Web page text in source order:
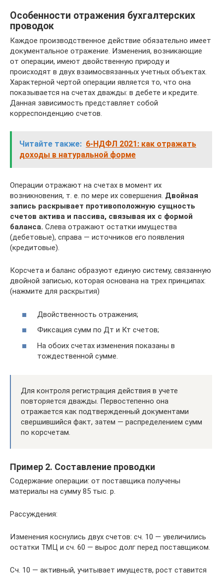
Особенности отражения бухгалтерских
проводок
Каждое производственное действие обязательно имеет
документальное отражение. Изменения, возникающие
от операции, имеют двойственную природу и
происходят в двух взаимосвязанных учетных объектах.
Характерной чертой операции является то, что она
показывается на счетах дважды: в дебете и кредите.
Данная зависимость представляет собой
корреспонденцию счетов.
Читайте также: 6-НДФЛ 2021: как отражать
доходы в натуральной форме
Операции отражают на счетах в момент их
возникновения, т. е. по мере их совершения. Двойная
запись раскрывает противоположную сущность
счетов актива и пассива, связывая их с формой
баланса. Слева отражают остатки имущества
(дебетовые), справа — источников его появления
(кредитовые).
Корсчета и баланс образуют единую систему, связанную
двойной записью, которая основана на трех принципах:
(нажмите для раскрытия)
Двойственность отражения;
Фиксация сумм по Дт и Кт счетов;
На обоих счетах изменения показаны в
тождественной сумме.
Для контроля регистрация действия в учете
повторяется дважды. Первостепенно она
отражается как подтвержденный документами
свершившийся факт, затем — распределением сумм
по корсчетам.
Пример 2. Составление проводки
Содержание операции: от поставщика получены
материалы на сумму 85 тыс. р.
Рассуждения:
Изменения коснулись двух счетов: сч. 10 — увеличились
остатки ТМЦ и сч. 60 — вырос долг перед поставщиком.
Сч. 10 — активный, учитывает имуществ, рост ставится